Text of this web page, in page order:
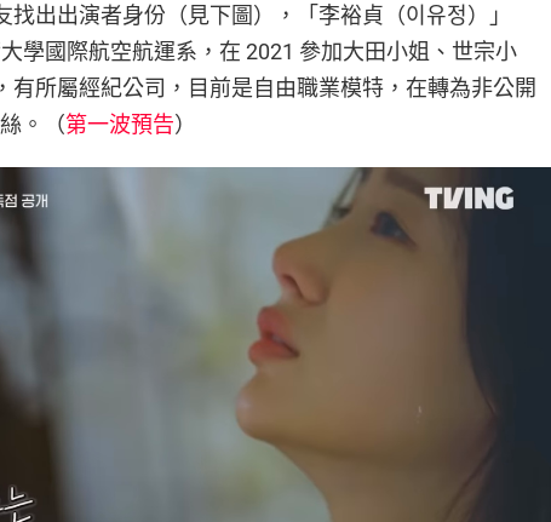
出出演者身份（見下圖），「李裕貞（이유정）」
學國際航空航運系，在 2021 參加大田小姐、世宗小
有所屬經紀公司，目前是自由職業模特，在轉為非公開
。（第一波預告）